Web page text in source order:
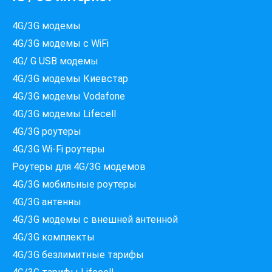
4G/3G модемы
4G/3G модемы с WiFi
4G/ G USB модемы
4G/3G модемы Киевстар
4G/3G модемы Vodafone
4G/3G модемы Lifecell
4G/3G роутеры
4G/3G Wi-Fi роутеры
Роутеры для 4G/3G модемов
4G/3G мобильные роутеры
4G/3G антенны
4G/3G модемы c внешней антенной
4G/3G комплекты
4G/3G безлимитные тарифы
Які провайдери працюють
за вашою адресою?
Перевірте доступність інтернету за 30 секунд